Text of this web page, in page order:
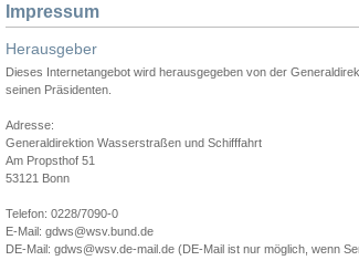
Impressum
Herausgeber
Dieses Internetangebot wird herausgegeben von der
seinen Präsidenten.
Adresse:
Generaldirektion Wasserstraßen und Schifffahrt
Am Propsthof 51
53121 Bonn
Telefon: 0228/7090-0
E-Mail: gdws@wsv.bund.de
DE-Mail: gdws@wsv.de-mail.de (DE-Mail ist nur möglich, wenn